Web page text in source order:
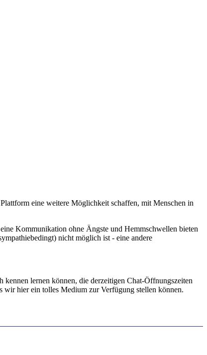
eine weitere Möglichkeit schaffen, mit Menschen in
Kommunikation ohne Ängste und Hemmschwellen bieten
nicht möglich ist - eine andere
kennen lernen können, die derzeitigen Chat-Öffnungszeiten
wir hier ein tolles Medium zur Verfügung stellen können.